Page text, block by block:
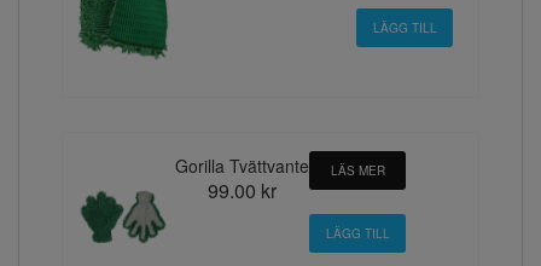
Gorilla Tvättvante
99.00 kr
LÄS MER